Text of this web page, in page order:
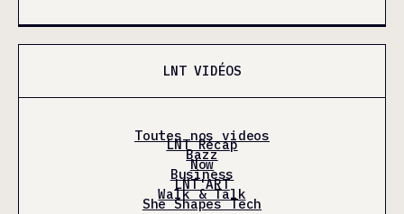
LNT VIDÉOS
Toutes nos videos
LNT Récap
Bazz
Now
Business
LNT'ART
Walk & Talk
She Shapes Tech